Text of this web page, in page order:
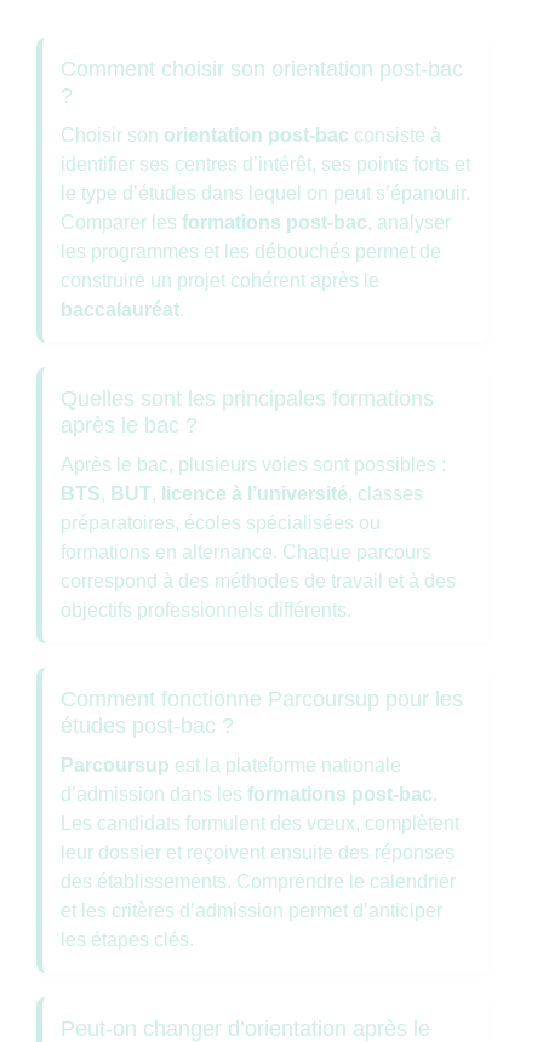
Comment choisir son orientation post-bac
?
Choisir son orientation post-bac consiste à
identifier ses centres d’intérêt, ses points forts et
le type d’études dans lequel on peut s’épanouir.
Comparer les formations post-bac, analyser
les programmes et les débouchés permet de
construire un projet cohérent après le
baccalauréat.
Quelles sont les principales formations
après le bac ?
Après le bac, plusieurs voies sont possibles :
BTS, BUT, licence à l’université, classes
préparatoires, écoles spécialisées ou
formations en alternance. Chaque parcours
correspond à des méthodes de travail et à des
objectifs professionnels différents.
Comment fonctionne Parcoursup pour les
études post-bac ?
Parcoursup est la plateforme nationale
d’admission dans les formations post-bac.
Les candidats formulent des vœux, complètent
leur dossier et reçoivent ensuite des réponses
des établissements. Comprendre le calendrier
et les critères d’admission permet d’anticiper
les étapes clés.
Peut-on changer d’orientation après le